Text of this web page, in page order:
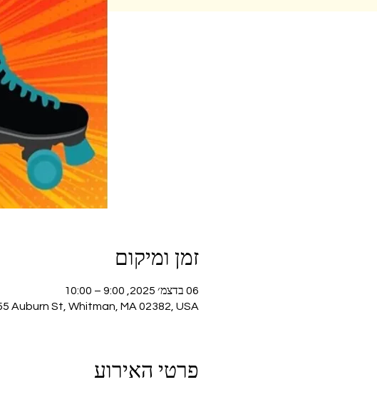
זמן ומיקום
06 בדצמ׳ 2025, 9:00 – 10:00
Auburn St, Whitman, MA 02382, USA
פרטי האירוע